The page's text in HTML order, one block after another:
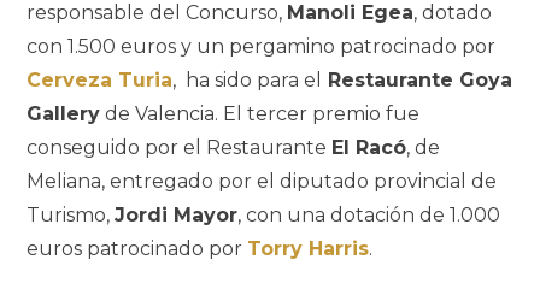
responsable del Concurso, Manoli Egea, dotado
con 1.500 euros y un pergamino patrocinado por
Cerveza Turia, ha sido para el
Restaurante Goya
Gallery de Valencia. El tercer premio fue
conseguido por el Restaurante El Racó, de
Meliana, entregado por el diputado provincial de
Turismo,Jordi Mayor, con una dotación de 1.000
euros patrocinado por Torry Harris.